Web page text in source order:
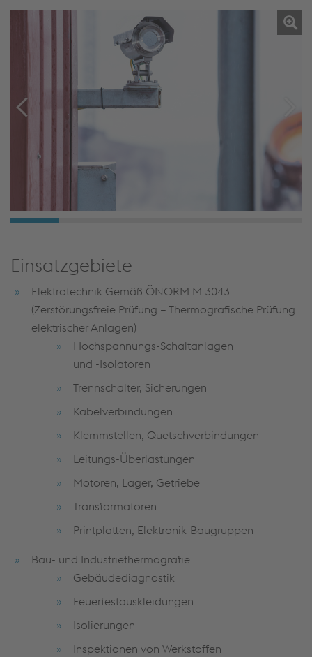
Einsatzgebiete
Elektrotechnik Gemäß ÖNORM M 3043
(Zerstörungsfreie Prüfung – Thermografische Prüfung
elektrischer Anlagen)
Hochspannungs-Schaltanlagen
und -Isolatoren
Trennschalter, Sicherungen
Kabelverbindungen
Klemmstellen, Quetschverbindungen
Leitungs-Überlastungen
Motoren, Lager, Getriebe
Transformatoren
Printplatten, Elektronik-Baugruppen
Bau- und Industriethermografie
Gebäudediagnostik
Feuerfestauskleidungen
Isolierungen
Inspektionen von Werkstoffen